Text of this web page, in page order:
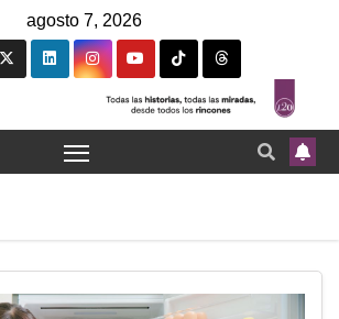
agosto 7, 2026